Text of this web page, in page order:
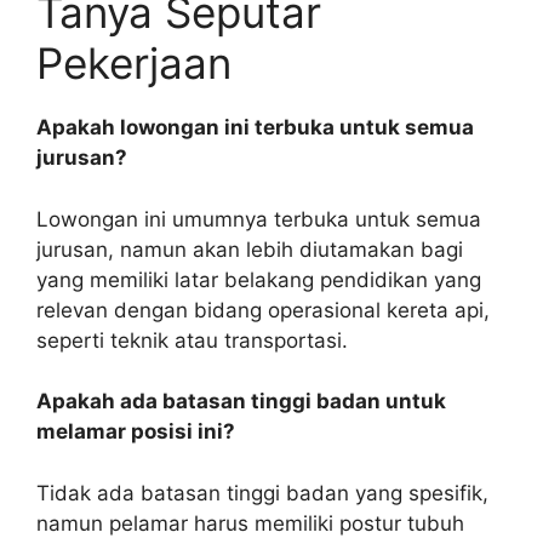
Tanya Seputar
Pekerjaan
Apakah lowongan ini terbuka untuk semua
jurusan?
Lowongan ini umumnya terbuka untuk semua
jurusan, namun akan lebih diutamakan bagi
yang memiliki latar belakang pendidikan yang
relevan dengan bidang operasional kereta api,
seperti teknik atau transportasi.
Apakah ada batasan tinggi badan untuk
melamar posisi ini?
Tidak ada batasan tinggi badan yang spesifik,
namun pelamar harus memiliki postur tubuh